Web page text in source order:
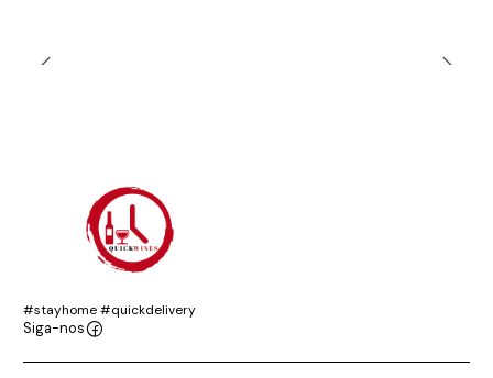
#stayhome #quickdelivery
Siga-nos